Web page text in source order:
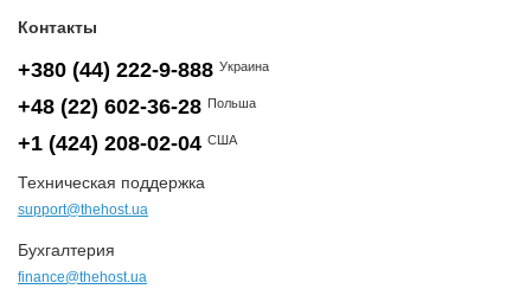
Контакты
+380 (44) 222-9-888 Украина
+48 (22) 602-36-28 Польша
+1 (424) 208-02-04 США
Техническая поддержка
support@thehost.ua
Бухгалтерия
finance@thehost.ua